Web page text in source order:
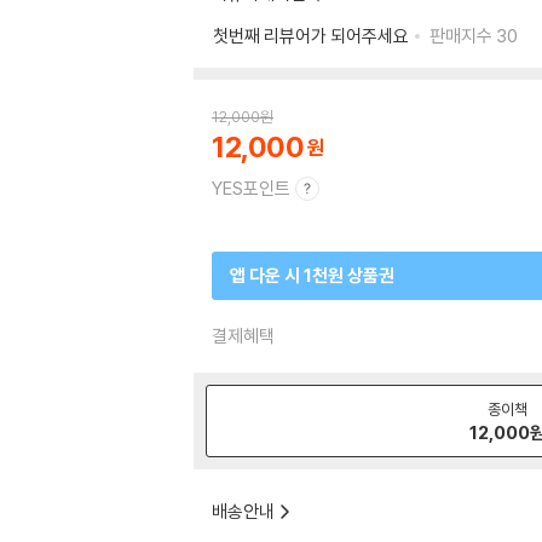
첫번째 리뷰어가 되어주세요
판매지수 30
12,000원
12,000
YES포인트
앱 다운 시 1천원 상품권
결제혜택
종이책
12,000
배송안내